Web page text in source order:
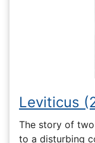
Leviticus
The story of
to a disturbing